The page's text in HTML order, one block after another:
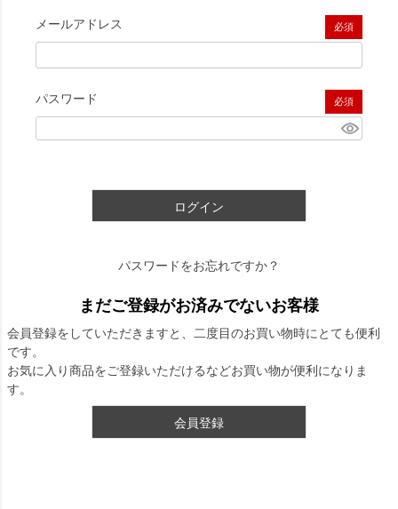
メールアドレス
(必須)
パスワード
(必須)
ログイン
パスワードをお忘れですか？
まだご登録がお済みでないお客様
会員登録をしていただきますと、二度目のお買い物時にとても便利
です。
お気に入り商品をご登録いただけるなどお買い物が便利になりま
す。
会員登録